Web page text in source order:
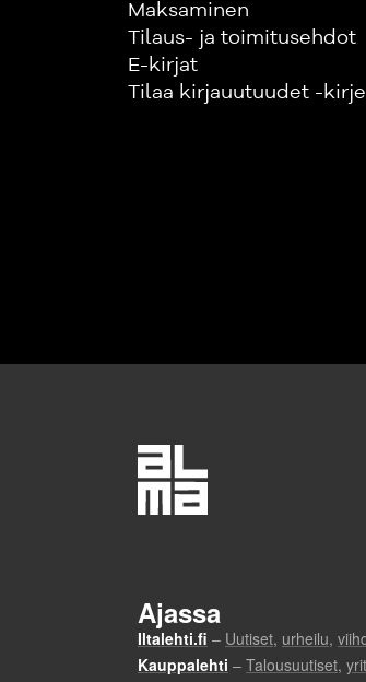
Maksaminen
Tilaus- ja toimitusehdot
E-kirjat
Tilaa kirjauutuudet -kirje